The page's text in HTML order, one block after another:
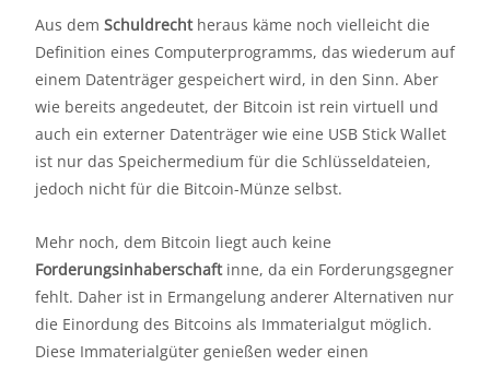
Aus dem Schuldrechtheraus käme noch vielleicht die
Definition eines Computerprogramms, das wiederum auf
einem Datenträger gespeichert wird, in den Sinn. Aber
wie bereits angedeutet, der Bitcoin ist rein virtuell und
auch ein externer Datenträger wie eine USB Stick Wallet
ist nur das Speichermedium für die Schlüsseldateien,
jedoch nicht für die Bitcoin-Münze selbst.
Mehr noch, dem Bitcoin liegt auch keine
Forderungsinhaberschaftinne, da ein Forderungsgegner
fehlt. Daher ist in Ermangelung anderer Alternativen nur
die Einordung des Bitcoins als Immaterialgut möglich.
Diese Immaterialgüter genießen weder einen